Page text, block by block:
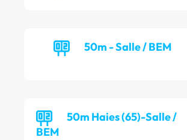
50m - Salle / BEM
50m Haies (65)-Salle /
BEM